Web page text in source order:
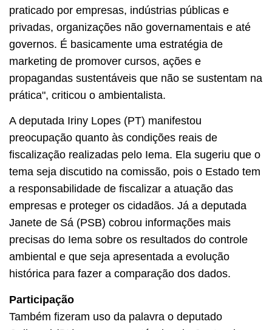
praticado por empresas, indústrias públicas e
privadas, organizações não governamentais e até
governos. É basicamente uma estratégia de
marketing de promover cursos, ações e
propagandas sustentáveis que não se sustentam na
prática", criticou o ambientalista.
A deputada Iriny Lopes (PT) manifestou
preocupação quanto às condições reais de
fiscalização realizadas pelo Iema. Ela sugeriu que o
tema seja discutido na comissão, pois o Estado tem
a responsabilidade de fiscalizar a atuação das
empresas e proteger os cidadãos. Já a deputada
Janete de Sá (PSB) cobrou informações mais
precisas do Iema sobre os resultados do controle
ambiental e que seja apresentada a evolução
histórica para fazer a comparação dos dados.
Participação
Também fizeram uso da palavra o deputado